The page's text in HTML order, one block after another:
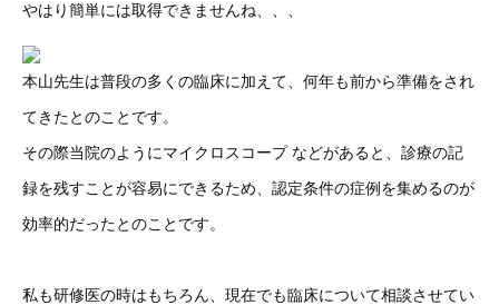
やはり簡単には取得できませんね、、、
本山先生は普段の多くの臨床に加えて、何年も前から準備をされ
てきたとのことです。
その際当院のようにマイクロスコープ などがあると、診療の記
録を残すことが容易にできるため、認定条件の症例を集めるのが
効率的だったとのことです。
私も研修医の時はもちろん、現在でも臨床について相談させてい